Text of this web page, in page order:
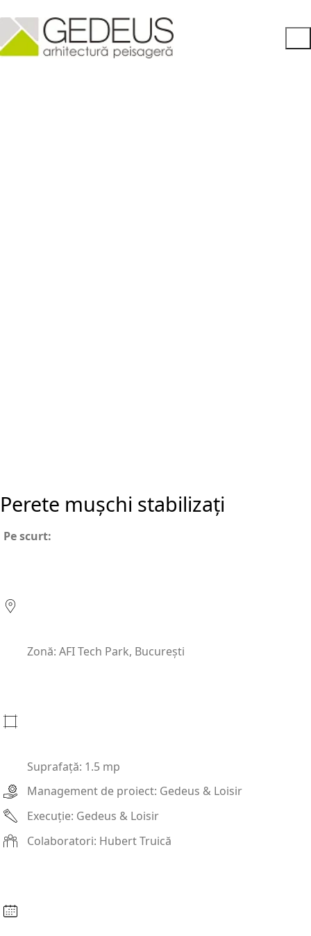
Perete mușchi stabilizați
Pe scurt:
Zonă: AFI Tech Park, București
Suprafață: 1.5 mp
Management de proiect: Gedeus & Loisir
Execuție: Gedeus & Loisir
Colaboratori: Hubert Truică